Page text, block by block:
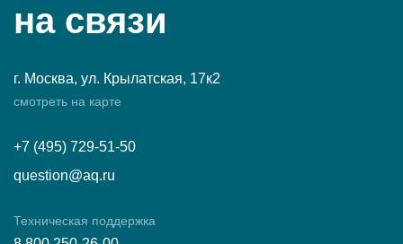
на связи
г. Москва, ул. Крылатская, 17к2
смотреть на карте
+7 (495) 729-51-50
question@aq.ru
Техническая поддержка